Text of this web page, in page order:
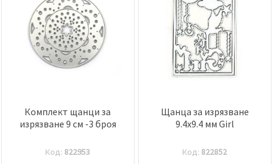
Комплект щанци за
изрязване 9 см -3 броя
Код: 822953
Щанца за изрязване
9.4x9.4 мм Girl
Код: 822852